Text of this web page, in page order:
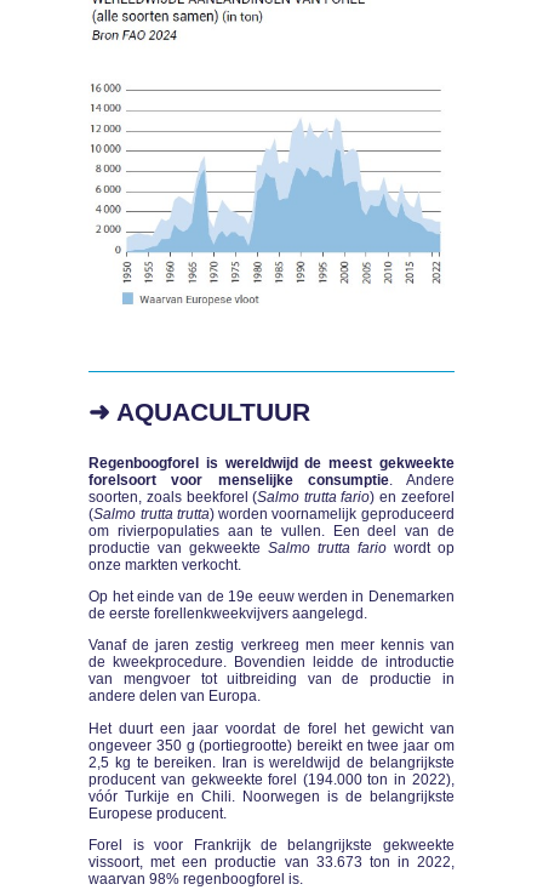
➜ AQUACULTUUR
Regenboogforel is wereldwijd de meest gekweekte
forelsoort voor menselijke consumptie. Andere
soorten, zoals beekforel (Salmo trutta fario) en zeeforel
(Salmo trutta trutta) worden voornamelijk geproduceerd
om rivierpopulaties aan te vullen. Een deel van de
productie van gekweekteSalmo trutta fario wordt op
onze markten verkocht.
Op het einde van de 19e eeuw werden in Denemarken
de eerste forellenkweekvijvers aangelegd.
Vanaf de jaren zestig verkreeg men meer kennis van
de kweekprocedure. Bovendien leidde de introductie
van mengvoer tot uitbreiding van de productie in
andere delen van Europa.
Het duurt een jaar voordat de forel het gewicht van
ongeveer 350 g (portiegrootte) bereikt en twee jaar om
2,5 kg te bereiken. Iran is wereldwijd de belangrijkste
producent van gekweekte forel (194.000 ton in 2022),
vóór Turkije en Chili. Noorwegen is de belangrijkste
Europese producent.
Forel is voor Frankrijk de belangrijkste gekweekte
vissoort, met een productie van 33.673 ton in 2022,
waarvan 98% regenboogforel is.